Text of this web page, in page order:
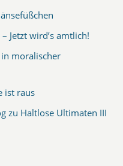
Jetzt wird’s amtlich!
moralischer
ist raus
zu Haltlose Ultimaten III